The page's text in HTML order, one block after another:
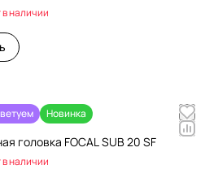
в наличии
Новинка
головка FOCAL SUB 20 SF
в наличии